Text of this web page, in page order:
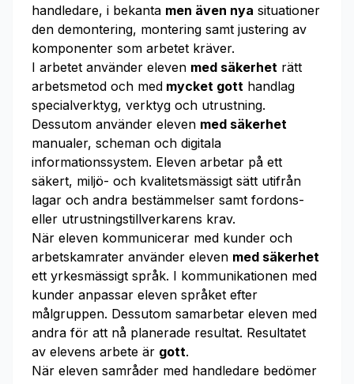
handledare, i bekanta men även nya situationer
den demontering, montering samt justering av
komponenter som arbetet kräver.
I arbetet använder eleven med säkerhet rätt
arbetsmetod och med mycket gott handlag
specialverktyg, verktyg och utrustning.
Dessutom använder eleven med säkerhet
manualer, scheman och digitala
informationssystem. Eleven arbetar på ett
säkert, miljö- och kvalitetsmässigt sätt utifrån
lagar och andra bestämmelser samt fordons-
eller utrustningstillverkarens krav.
När eleven kommunicerar med kunder och
arbetskamrater använder eleven med säkerhet
ett yrkesmässigt språk. I kommunikationen med
kunder anpassar eleven språket efter
målgruppen. Dessutom samarbetar eleven med
andra för att nå planerade resultat. Resultatet
av elevens arbete är gott.
När eleven samråder med handledare bedömer